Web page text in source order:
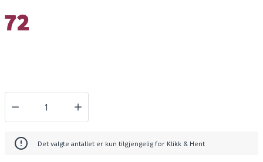
72
Det valgte antallet er kun tilgjengelig for Klikk & Hent